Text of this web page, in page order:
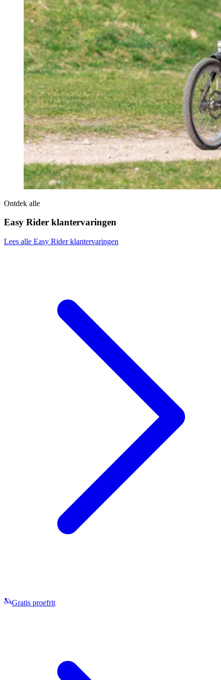
Ontdek alle
Easy Rider klantervaringen
Lees alle Easy Rider klantervaringen
Gratis proefrit